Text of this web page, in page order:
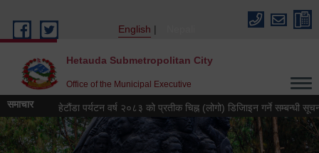
English
Hetauda Submetropolitan City
Office of the Municipal Executive
समाचारहेटौंडा पर्यटन वर्ष २०८३ को प्रतीक चिह्न (लोगो) डिजिाइन गर्ने सम्बन्धी सूचना